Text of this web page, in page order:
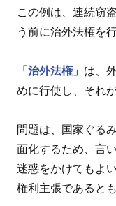
この例は、連続窃
う前に治外法権を
「治外法権」 は、
めに行使し、それ
問題は、国家ぐる
面化するため、言
迷惑をかけてもよ
権利主張であると